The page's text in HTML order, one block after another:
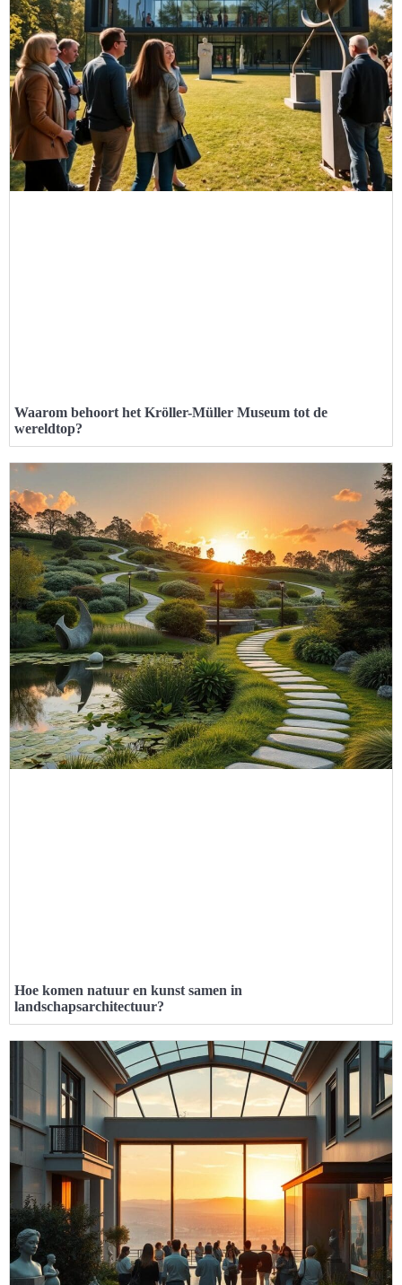
Waarom behoort het Kröller-Müller Museum tot de
wereldtop?
Hoe komen natuur en kunst samen in
landschapsarchitectuur?